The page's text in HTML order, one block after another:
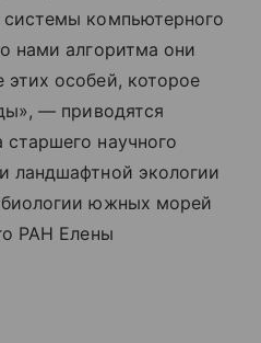
компьютерного
нами алгоритма они
особей, которое
— приводятся
научного
ландшафтной экологии
биологии южных морей
РАН Елены